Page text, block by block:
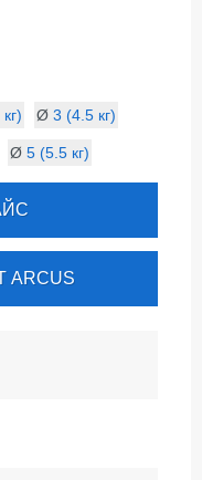
Ø 3 (4.5 кг)
Ø 5 (5.5 кг)